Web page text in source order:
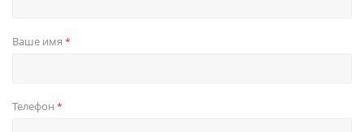
Ваше имя *
Телефон *